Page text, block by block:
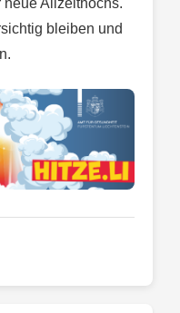
Allzeithochs.
bleiben und